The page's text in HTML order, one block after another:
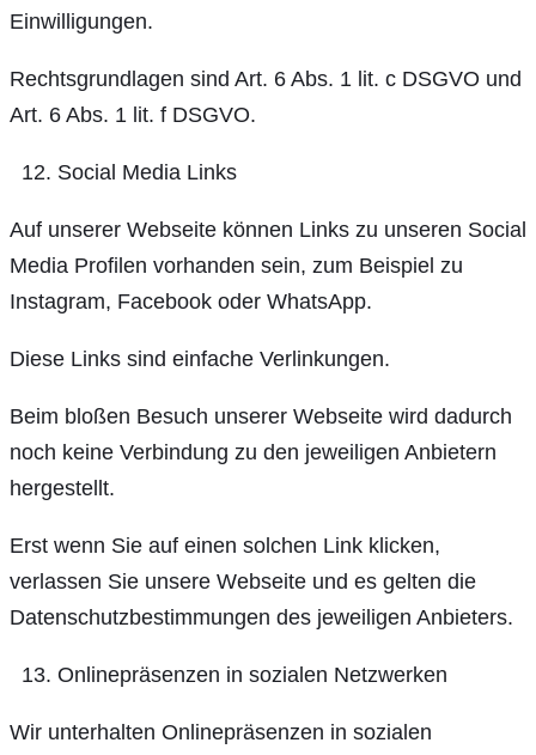
Einwilligungen.
Rechtsgrundlagen sind Art. 6 Abs. 1 lit. c DSGVO und
Art. 6 Abs. 1 lit. f DSGVO.
Social Media Links
Auf unserer Webseite können Links zu unseren Social
Media Profilen vorhanden sein, zum Beispiel zu
Instagram, Facebook oder WhatsApp.
Diese Links sind einfache Verlinkungen.
Beim bloßen Besuch unserer Webseite wird dadurch
noch keine Verbindung zu den jeweiligen Anbietern
hergestellt.
Erst wenn Sie auf einen solchen Link klicken,
verlassen Sie unsere Webseite und es gelten die
Datenschutzbestimmungen des jeweiligen Anbieters.
Onlinepräsenzen in sozialen Netzwerken
Wir unterhalten Onlinepräsenzen in sozialen